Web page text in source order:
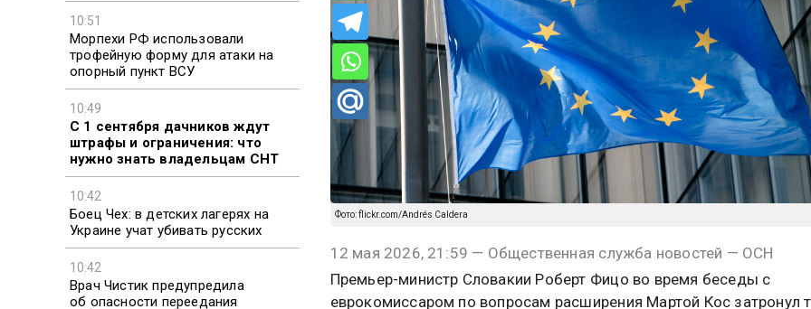
10:51
Морпехи РФ использовали
трофейную форму для атаки на
опорный пункт ВСУ
10:49
С 1 сентября дачников ждут
штрафы и ограничения: что
нужно знать владельцам СНТ
10:42
Боец Чех: в детских лагерях на
Украине учат убивать русских
10:42
Врач Чистик предупредила
об опасности переедания
Фото: flickr.com/Andrés Caldera
12 мая 2026, 21:59 — Общественная служба новостей — ОСН
Премьер-министр Словакии Роберт Фицо во время беседы с
еврокомиссаром по вопросам расширения Мартой Кос затронул